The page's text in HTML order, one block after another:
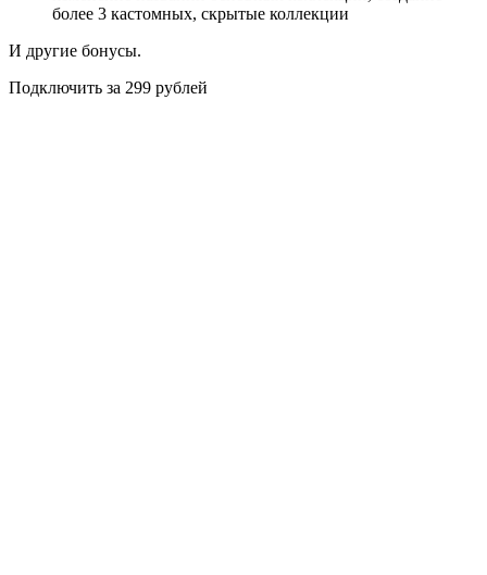
более 3 кастомных, скрытые коллекции
И другие бонусы.
Подключить за 299 рублей